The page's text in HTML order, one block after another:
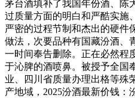
茅台酒填补了我国年份酒、陈
过质量方面的明白和严酷实施
严密的过程节制和杰出的硬件
做法，次要品种有国藏汾酒、
一时间奉告删除。正在必然程
于沁脾的酒喷鼻。被授予全国
业、四川省质量办理出格等殊
产地域，2025汾酒最新价钱：